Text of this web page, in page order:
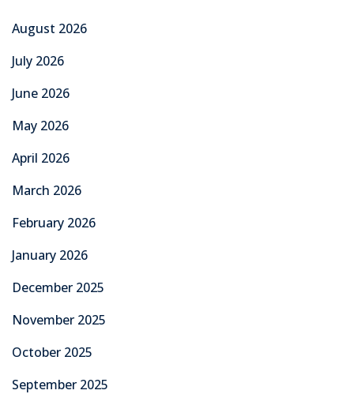
August 2026
July 2026
June 2026
May 2026
April 2026
March 2026
February 2026
January 2026
December 2025
November 2025
October 2025
September 2025